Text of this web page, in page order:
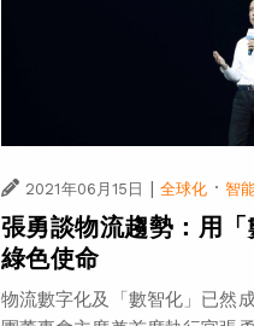
2021年06月15日 | 全球化 · 智
張勇談物流趨勢：用
綠色使命
物流數字化及「數智化」已然